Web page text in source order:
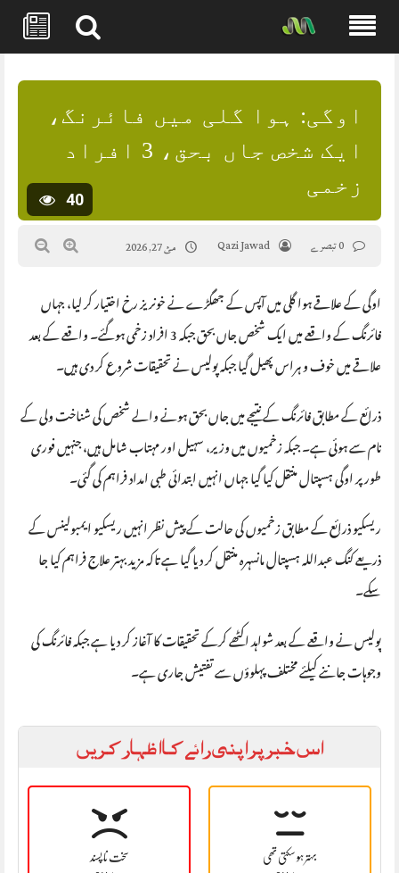
content
اوگی: ہوا گلی میں فائرنگ،
ایک شخص جاں بحق، 3 افراد
زخمی
40
Qazi Jawad مئ 27, 2026
اوگی کے علاقے ہوا گلی میں آپس کے جھگڑے نے خونریز رخ اختیار کر لیا، جہاں
فائرنگ کے واقعے میں ایک شخص جاں بحق جبکہ 3 افراد زخمی ہوگئے۔ واقعے کے بعد
علاقے میں خوف و ہراس پھیل گیا جبکہ پولیس نے تحقیقات شروع کر دی ہیں۔
ذرائع کے مطابق فائرنگ کے نتیجے میں جاں بحق ہونے والے شخص کی شناخت ولی کے
نام سے ہوئی ہے۔ جبکہ زخمیوں میں وزیر، سہیل اور مہتاب شامل ہیں، جنہیں فوری
طور پر اوگی ہسپتال منتقل کیا گیا جہاں انہیں ابتدائی طبی امداد فراہم کی گئی۔
ریسکیو ذرائع کے مطابق زخمیوں کی حالت کے پیش نظر انہیں ریسکیو ایمبولینس کے
ذریعے کنگ عبداللہ ہسپتال مانسہرہ منتقل کر دیا گیا ہے تاکہ مزید بہتر علاج فراہم کیا جا
سکے۔
پولیس نے واقعے کے بعد شواہد اکٹھے کرکے تحقیقات کا آغاز کر دیا ہے جبکہ فائرنگ کی
وجوہات جاننے کیلئے مختلف پہلوؤں سے تفتیش جاری ہے۔
اس خبر پر اپنی رائے کا اظہار کریں
سخت نا پسند بہتر ہو سکتی تھی